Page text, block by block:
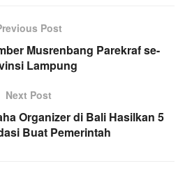
Post
Musrenbang Parekraf se-
Lampung
Next Post
Organizer di Bali Hasilkan 5
Buat Pemerintah